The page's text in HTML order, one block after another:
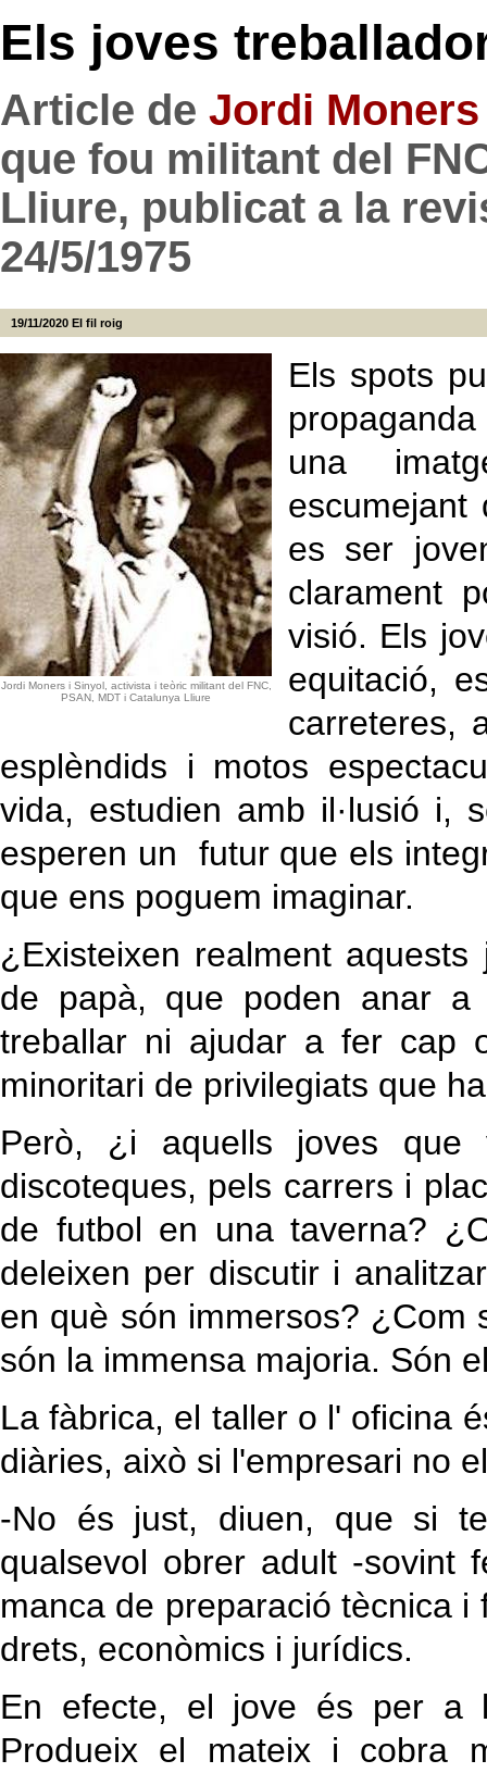
Els joves
Article de Jordi
que fou militant del
Lliure, publicat a la
24/5/1975
19/11/2020 El fil roig
Jordi Moners i Sinyol, activista i teòric militant del FNC,
PSAN, MDT i Catalunya Lliure
Els spots
una
escumejant
es ser
clarament
visió. Els
equitació,
carreteres,
esplèndids i motos
vida, estudien amb il·lusió i,
esperen un futur que els
que ens poguem imaginar.
¿Existeixen realment
de papà, que poden anar a
treballar ni ajudar a fer cap
minoritari de privilegiats que
Però, ¿i aquells joves
discoteques, pels carrers i
de futbol en una taverna?
deleixen per discutir i
en què són immersos? ¿Com
són la immensa majoria. Són
La fàbrica, el taller o l' oficina
diàries, això si l'empresari no
-No és just, diuen, que si
qualsevol obrer adult -sovint
manca de preparació tècnica
drets, econòmics i jurídics.
En efecte, el jove és per a
Produeix el mateix i cobra